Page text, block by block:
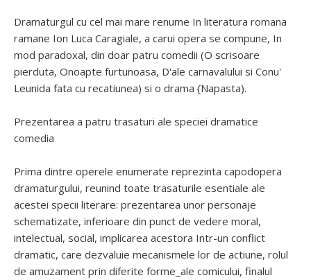
Dramaturgul cu cel mai mare renume In literatura romana
ramane Ion Luca Caragiale, a carui opera se compune, In
mod paradoxal, din doar patru comedii (O scrisoare
pierduta, Onoapte furtunoasa, D'ale carnavalului si Conu'
Leunida fata cu recatiunea) si o drama {Napasta).
Prezentarea a patru trasaturi ale speciei dramatice
comedia
Prima dintre operele enumerate reprezinta capodopera
dramaturgului, reunind toate trasaturile esentiale ale
acestei specii literare: prezentarea unor personaje
schematizate, inferioare din punct de vedere moral,
intelectual, social, implicarea acestora Intr-un conflict
dramatic, care dezvaluie mecanismele lor de actiune, rolul
de amuzament prin diferite forme_ale comicului, finalul